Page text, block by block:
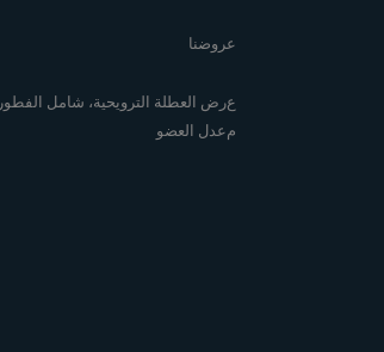
عروضنا
عرض العطلة الترويحية، شامل الفطور
معدل العضو